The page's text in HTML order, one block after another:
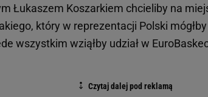
Łukaszem Koszarkiem chcieliby na
który w reprezentacji Polski
wszystkim wziąłby udział w